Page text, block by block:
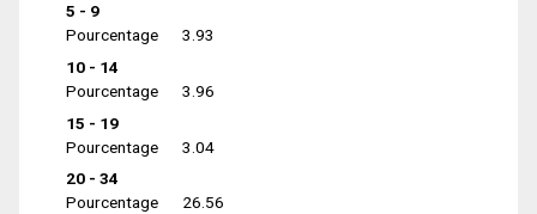
5 - 9
Pourcentage
3.93
10 - 14
Pourcentage
3.96
15 - 19
Pourcentage
3.04
20 - 34
Pourcentage
26.56